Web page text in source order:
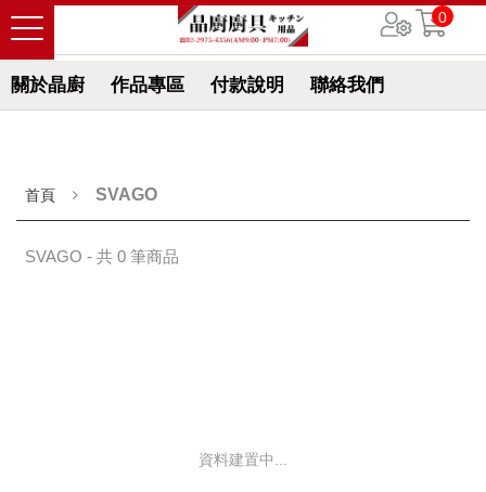
關於晶廚 作品專區 付款說明 聯絡我們
0
首頁 SVAGO
SVAGO - 共 0 筆商品
資料建置中...